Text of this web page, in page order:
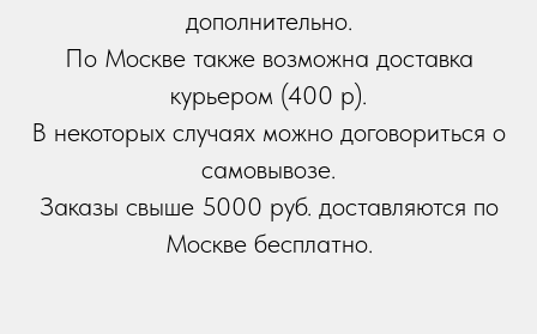
дополнительно.
По Москве также возможна доставка
курьером (400 р).
В некоторых случаях можно договориться о
самовывозе.
Заказы свыше 5000 руб. доставляются по
Москве бесплатно.